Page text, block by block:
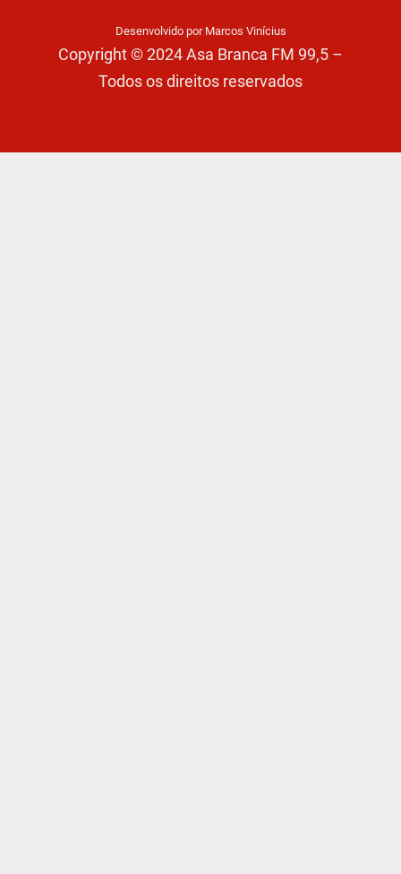
Desenvolvido por Marcos Vinícius
Copyright © 2024 Asa Branca FM 99,5 –
Todos os direitos reservados